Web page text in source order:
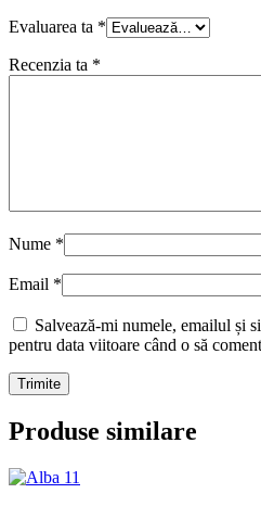
Evaluarea ta *
Recenzia ta *
Nume *
Email *
Salvează-mi numele, emailul și
pentru data viitoare când o să
Produse similare